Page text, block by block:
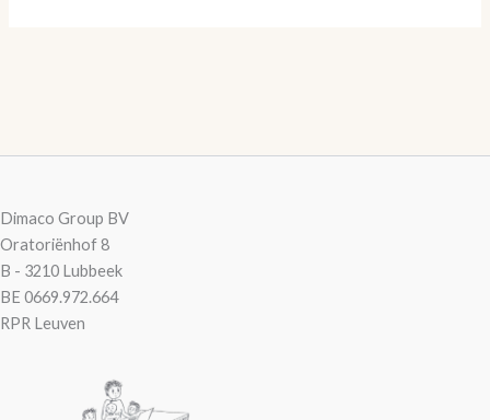
Dimaco Group BV
Oratoriënhof 8
B - 3210 Lubbeek
BE 0669.972.664
RPR Leuven